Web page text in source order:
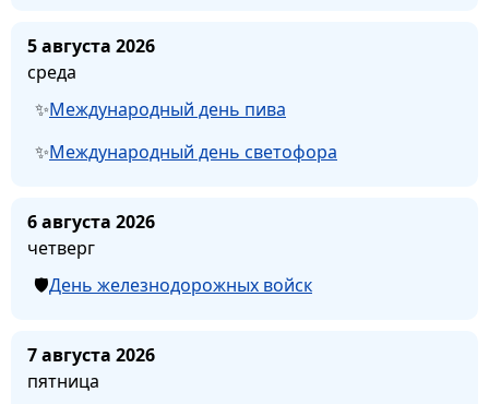
5 августа 2026
среда
Международный день пива
Международный день светофора
6 августа 2026
четверг
День железнодорожных войск
7 августа 2026
пятница